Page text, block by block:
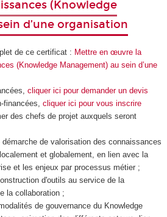
(Knowledge
d’une organisation
de ce certificat : Mettre en œuvre la
(Knowledge Management) au sein d’une
cliquer ici pour demander un devis
financées, cliquer ici pour vous inscrire
des chefs de projet auxquels seront
démarche de valorisation des connaissances
et globalement, en lien avec la
et les enjeux par processus métier ;
d'outils au service de la
la collaboration ;
de gouvernance du Knowledge